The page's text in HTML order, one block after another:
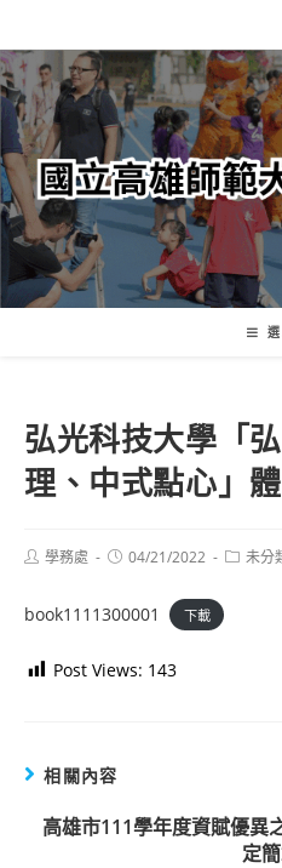
轉
至
主
內
容
弘光科技大學「
理、中式點心」
Post學務處
Post04/21/2022
Post未分
book1111300001 下載
Post Views: 143
相關內容
高雄市111學年度資賦優異
定